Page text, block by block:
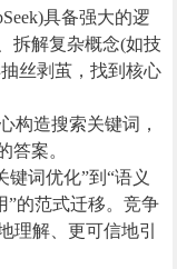
具备强大的逻
拆解复杂概念(如技
丝剥茧，找到核心
构造搜索关键词，
答案。
词优化”到“语义
”的范式迁移。竞争
理解、更可信地引